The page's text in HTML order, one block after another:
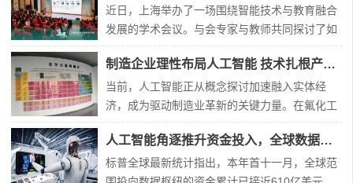
涌现与稳健成长，不仅成为年度热词，更标志着
一个以高潜力科技企业为主角的发展新篇章已然
开启。然而，故事并未止步于此。在虚拟现实、
智
近日，上海举办了一场围绕智能技术与教育融合
发展的学术会议。与会专家与教师共同探讨了如
何借助新兴科技推动教学创新，构建适应数字时
代的教育新环境。本次活动由多家教育研究机
构、学术团体及企业联合筹办。会上，上海市教
育学会负责人指出，人工智能正在深刻改变传统
教学形式，推动教育向个性化和均衡化的方向发
展。来自
制造企业理性布局人工智能 技术扎根产业求实效
当前，人工智能正从概念探讨加速融入实体经
济，成为驱动制造业革新的关键力量。在氟化工
行业处于领先地位的多氟多公司，较早启动了智
能化转型，构建了一套涵盖数据基础、场景应用
与产业融合的完整实践体系。位于河南的氟基新
人工智能角逐推升资金投入，全球数据枢纽布局加速扩张
标普全球最新统计指出，本年首十一月，全球范